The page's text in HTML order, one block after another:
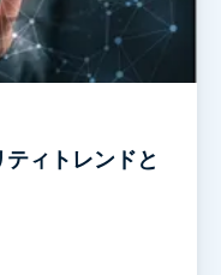
ィトレンドと